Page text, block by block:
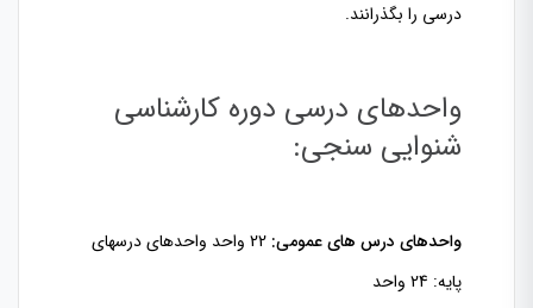
درسی را بگذرانند.
واحدهای درسی دوره کارشناسی
شنوایی سنجی:
واحدهای درس های عمومی:
22 واحد واحدهای درسهای
پایه: 24 واحد